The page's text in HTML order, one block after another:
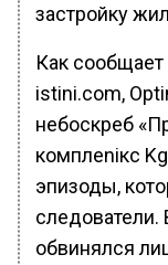
застройку
Как
istini.com,
небоскреб
комплеniкс
эпизоды,
следователи.
обвинялся